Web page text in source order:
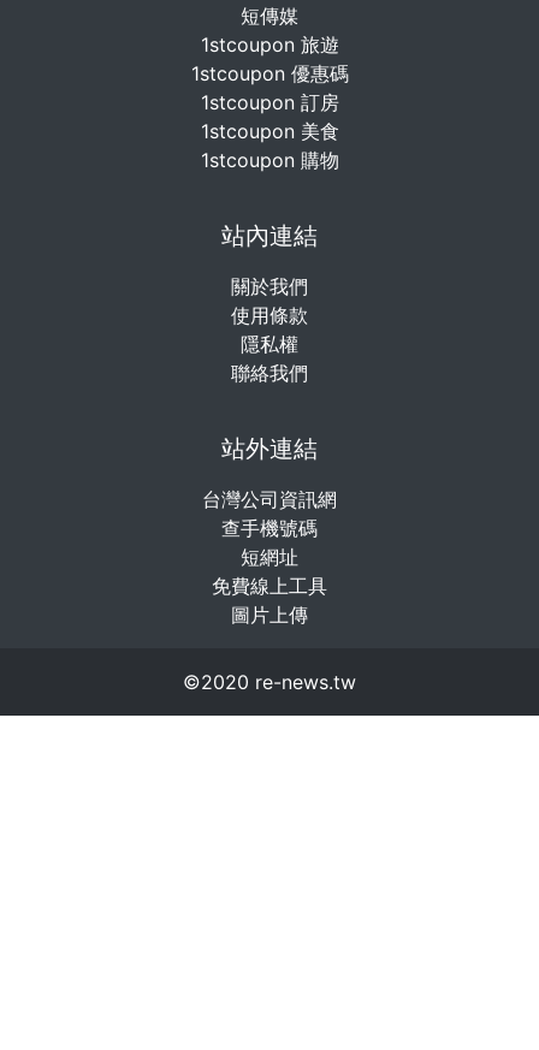
短傳媒
1stcoupon 旅遊
1stcoupon 優惠碼
1stcoupon 訂房
1stcoupon 美食
1stcoupon 購物
站內連結
關於我們
使用條款
隱私權
聯絡我們
站外連結
台灣公司資訊網
查手機號碼
短網址
免費線上工具
圖片上傳
©2020 re-news.tw